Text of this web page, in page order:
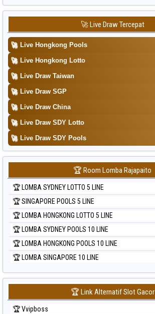
Data Togel Sydney
Data Togel Sydney Lottery
Data Togel Sydney Lottery 6d
Data Togel Sydney Lotto
Data Togel Sydney Pools 6d
Data Togel Taipei
Data Togel Taiwan
🚀 Live Draw Tercepat
🚀 Live Hongkong Pools
🚀 Live Hongkong Lotto
🚀 Live Draw Taiwan
🚀 Live Draw SGP
🚀 Live Draw China
🚀 Live Draw SDY Lotto
🚀 Live Draw SDY Pools
🏆 Room Lomba Rajapaito
🏆 LOMBA SYDNEY LOTTO 5 LINE
🏆 SINGAPORE POOLS 5 LINE
🏆 LOMBA HONGKONG LOTTO 5 LINE
🏆 LOMBA SYDNEY POOLS 10 LINE
🏆 LOMBA HONGKONG POOLS 10 LINE
🏆 LOMBA SINGAPORE 10 LINE
🏆 Link Alternatif Slot Gacor
🏆 Vvipboss